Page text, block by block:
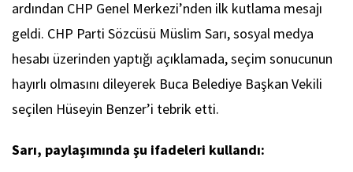
ardından CHP Genel Merkezi’nden ilk kutlama mesajı
geldi. CHP Parti Sözcüsü Müslim Sarı, sosyal medya
hesabı üzerinden yaptığı açıklamada, seçim sonucunun
hayırlı olmasını dileyerek Buca Belediye Başkan Vekili
seçilen Hüseyin Benzer’i tebrik etti.
Sarı, paylaşımında şu ifadeleri kullandı: